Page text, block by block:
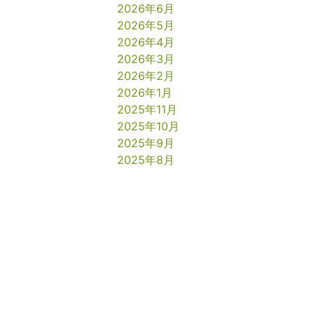
2026年6月
2026年5月
2026年4月
2026年3月
2026年2月
2026年1月
2025年11月
2025年10月
2025年9月
2025年8月